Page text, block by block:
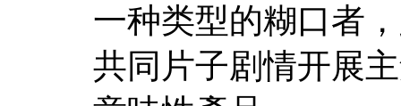
一种类型的糊口者
共同片子剧情开展